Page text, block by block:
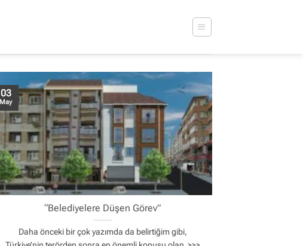
“Belediyelere Düşen Görev”
Daha önceki bir çok yazımda da belirtiğim gibi,
03
May